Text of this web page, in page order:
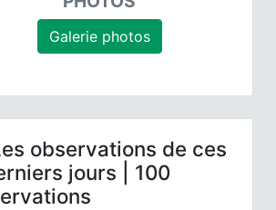
Galerie photos
observations de ces
jours | 100